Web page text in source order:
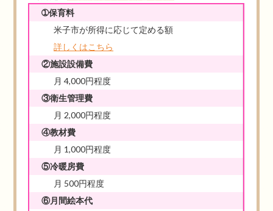
➀保育料
米子市が所得に応じて定める額
詳しくはこちら
②施設設備費
月 4,000円程度
③衛生管理費
月 2,000円程度
④教材費
月 1,000円程度
⑤冷暖房費
月 500円程度
⑥月間絵本代